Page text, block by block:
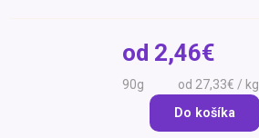
Darčekové
poukazy
Recepty
od 2,46€
90g od 27,33€ / kg
Do košíka